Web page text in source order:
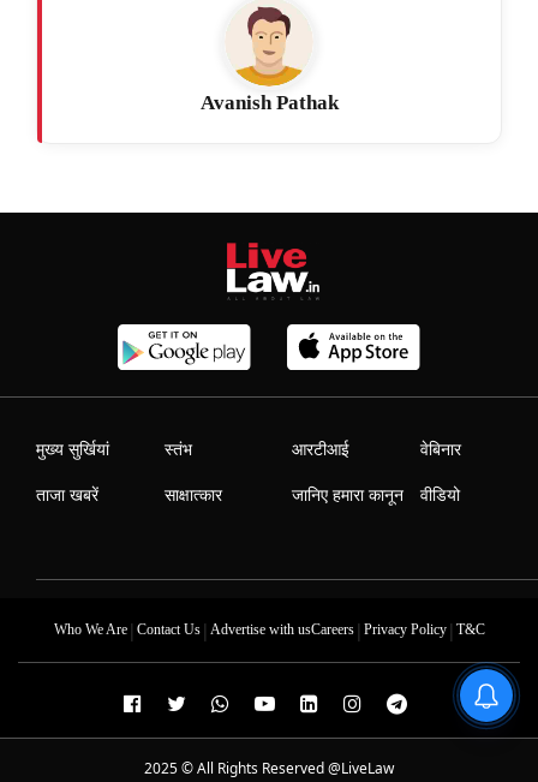
Avanish Pathak
मुख्य सुर्खियां
ताजा खबरें
स्तंभ
साक्षात्कार
आरटीआई
जानिए हमारा कानून
वेबिनार
वीडियो
Who We Are| Contact Us| Advertise with usCareers| Privacy Policy| T&C
2025 © All Rights Reserved @LiveLaw